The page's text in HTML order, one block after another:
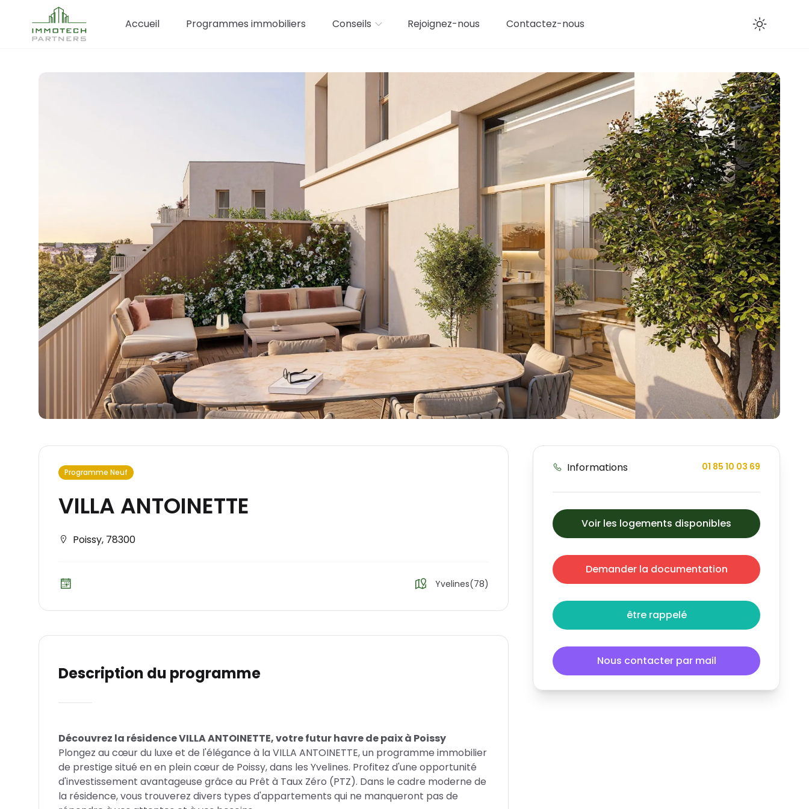
Accueil Programmes immobiliers Conseils Rejoignez-nous Contactez-nous
Programme Neuf
VILLA ANTOINETTE
Poissy, 78300
Yvelines(78)
Description du programme
Découvrez la résidence VILLA ANTOINETTE, votre futur havre de paix à Poissy
Plongez au cœur du luxe et de l'élégance à la VILLA ANTOINETTE, un programme immobilier
de prestige situé en en plein cœur de Poissy, dans les Yvelines. Profitez d'une opportunité
d'investissement avantageuse grâce au Prêt à Taux Zéro (PTZ). Dans le cadre moderne de
la résidence, vous trouverez divers types d'appartements qui ne manqueront pas de
Informations 01 85 10 03 69
Voir les logements disponibles
Demander la documentation
être rappelé
Nous contacter par mail